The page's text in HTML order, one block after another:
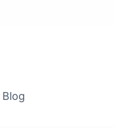
Blog